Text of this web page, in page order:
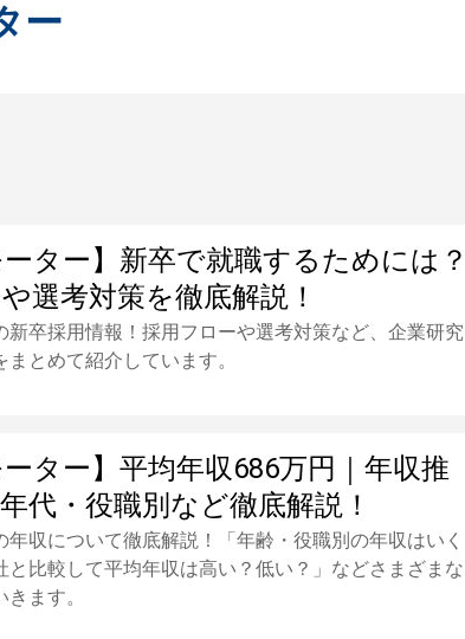
ー
ーター】新卒で就職するためには？
選考対策を徹底解説！
新卒採用情報！採用フローや選考対策など、企業研究
とめて紹介しています。
ーター】平均年収686万円｜年収推
代・役職別など徹底解説！
年収について徹底解説！「年齢・役職別の年収はいく
と比較して平均年収は高い？低い？」などさまざまな
ます。